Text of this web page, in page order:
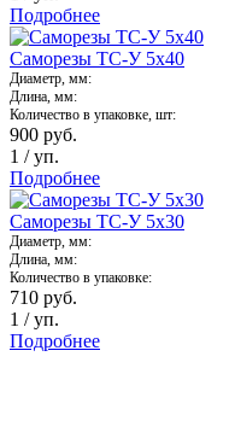
Подробнее
Саморезы ТС-У 5х40
Диаметр, мм:
Длина, мм:
Количество в упаковке, шт:
900 руб.
1 /уп.
Подробнее
Саморезы ТС-У 5х30
Диаметр, мм:
Длина, мм:
Количество в упаковке:
710 руб.
1 /уп.
Подробнее